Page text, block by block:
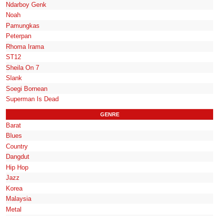
Ndarboy Genk
Noah
Pamungkas
Peterpan
Rhoma Irama
ST12
Sheila On 7
Slank
Soegi Bornean
Superman Is Dead
GENRE
Barat
Blues
Country
Dangdut
Hip Hop
Jazz
Korea
Malaysia
Metal